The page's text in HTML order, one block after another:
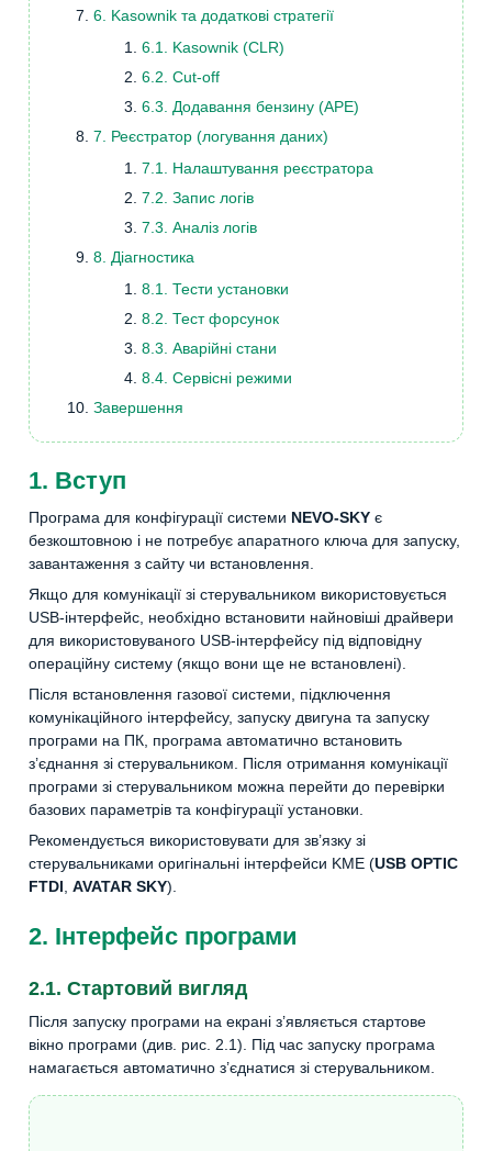
6. Kasownik та додаткові стратегії
6.1. Kasownik (CLR)
6.2. Cut-off
6.3. Додавання бензину (APE)
7. Реєстратор (логування даних)
7.1. Налаштування реєстратора
7.2. Запис логів
7.3. Аналіз логів
8. Діагностика
8.1. Тести установки
8.2. Тест форсунок
8.3. Аварійні стани
8.4. Сервісні режими
Завершення
1. Вступ
Програма для конфігурації системи NEVO-SKY є
безкоштовною і не потребує апаратного ключа для запуску,
завантаження з сайту чи встановлення.
Якщо для комунікації зі стерувальником використовується
USB-інтерфейс, необхідно встановити найновіші драйвери
для використовуваного USB-інтерфейсу під відповідну
операційну систему (якщо вони ще не встановлені).
Після встановлення газової системи, підключення
комунікаційного інтерфейсу, запуску двигуна та запуску
програми на ПК, програма автоматично встановить
з’єднання зі стерувальником. Після отримання комунікації
програми зі стерувальником можна перейти до перевірки
базових параметрів та конфігурації установки.
Рекомендується використовувати для зв’язку зі
стерувальниками оригінальні інтерфейси KME (USB OPTIC
FTDI, AVATAR SKY).
2. Інтерфейс програми
2.1. Стартовий вигляд
Після запуску програми на екрані з’являється стартове
вікно програми (див. рис. 2.1). Під час запуску програма
намагається автоматично з’єднатися зі стерувальником.